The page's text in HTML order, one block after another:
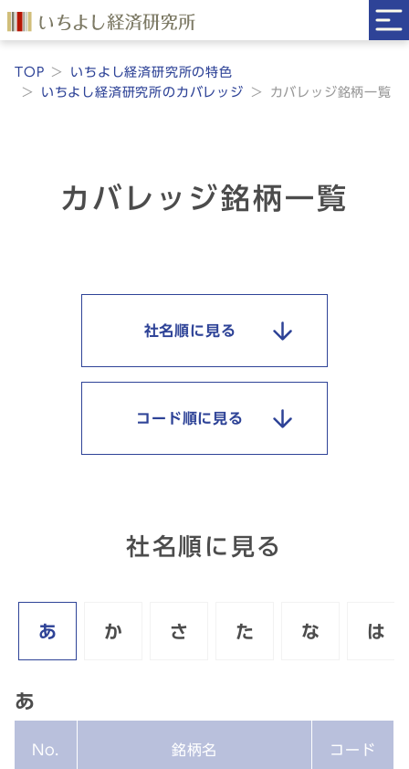
TOP
いちよし経済研究所の特色
いちよし経済研究所のカバレッジ
カバレッジ銘柄一覧
カバレッジ銘柄一覧
社名順に見る
コード順に見る
社名順に見る
あ か さ た な は
あ
No. 銘柄名 コード